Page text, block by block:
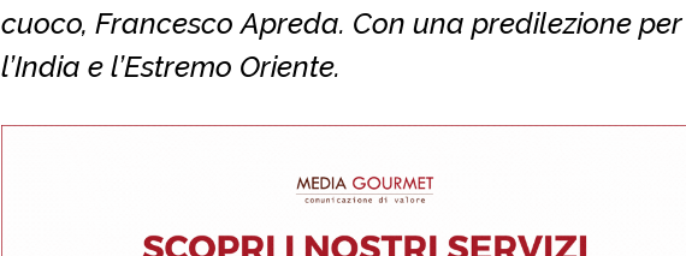
cuoco, Francesco Apreda. Con una predilezione per
l’India e l’Estremo Oriente.